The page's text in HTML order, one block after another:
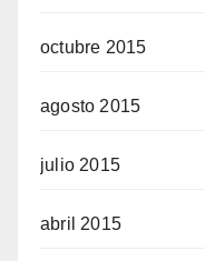
octubre 2015
agosto 2015
julio 2015
abril 2015